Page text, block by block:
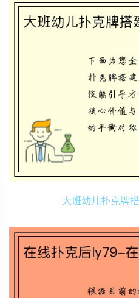
大班幼儿扑克牌